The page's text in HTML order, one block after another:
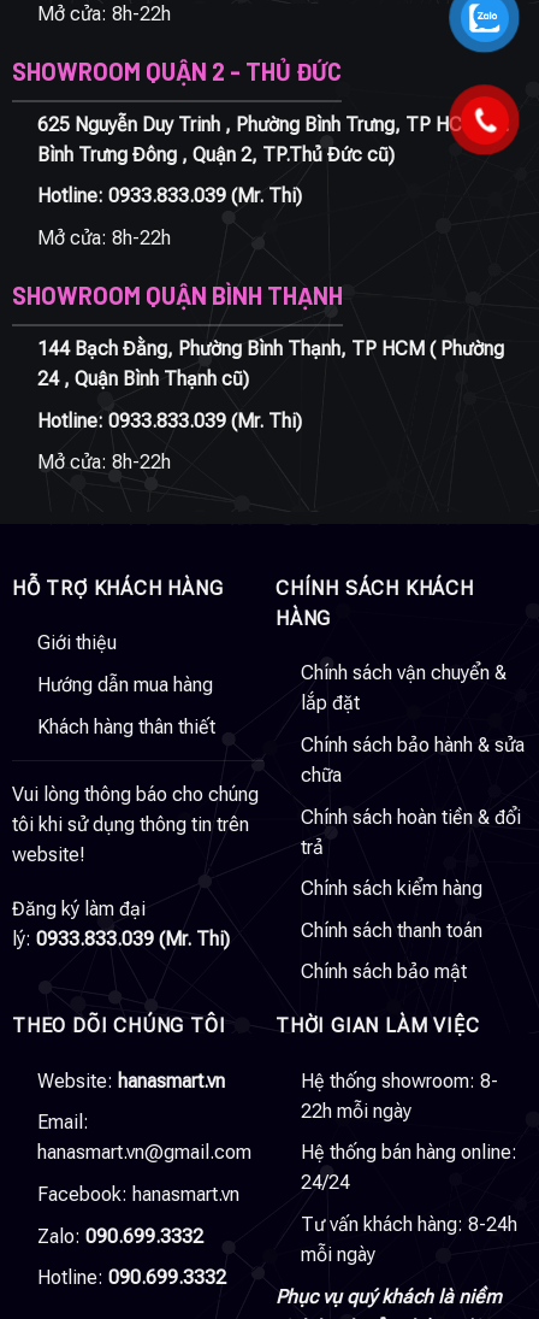
Mở cửa: 8h-22h
SHOWROOM QUẬN 2 - THỦ ĐỨC
625 Nguyễn Duy Trinh , Phường Bình Trưng, TP HCM ( P.
Bình Trưng Đông , Quận 2, TP.Thủ Đức cũ)
Hotline: 0933.833.039(Mr. Thi)
Mở cửa: 8h-22h
SHOWROOM QUẬN BÌNH THẠNH
144 Bạch Đằng, Phường Bình Thạnh, TP HCM ( Phường
24 , Quận Bình Thạnh cũ)
Hotline: 0933.833.039(Mr. Thi)
Mở cửa: 8h-22h
HỖ TRỢ KHÁCH HÀNG
Giới thiệu
Hướng dẫn mua hàng
Khách hàng thân thiết
Vui lòng thông báo cho chúng
tôi khi sử dụng thông tin trên
website!
Đăng ký làm đại
lý: 0933.833.039 (Mr. Thi)
CHÍNH SÁCH KHÁCH
HÀNG
Chính sách vận chuyển &
lắp đặt
Chính sách bảo hành & sửa
chữa
Chính sách hoàn tiền & đổi
trả
Chính sách kiểm hàng
Chính sách thanh toán
Chính sách bảo mật
THEO DÕI CHÚNG TÔI
Website: hanasmart.vn
Email:
hanasmart.vn@gmail.com
Facebook: hanasmart.vn
Zalo: 090.699.3332
Hotline: 090.699.3332
THỜI GIAN LÀM VIỆC
Hệ thống showroom: 8-
22h mỗi ngày
Hệ thống bán hàng online:
24/24
Tư vấn khách hàng: 8-24h
mỗi ngày
Phục vụ quý khách là niềm